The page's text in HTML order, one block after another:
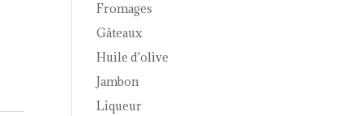
Fromages
Gâteaux
Huile d'olive
Jambon
Liqueur